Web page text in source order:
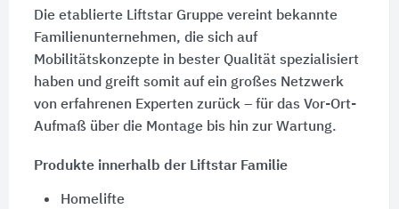
Die etablierte Liftstar Gruppe vereint bekannte
Familienunternehmen, die sich auf
Mobilitätskonzepte in bester Qualität spezialisiert
haben und greift somit auf ein großes Netzwerk
von erfahrenen Experten zurück – für das Vor-Ort-
Aufmaß über die Montage bis hin zur Wartung.
Produkte innerhalb der Liftstar Familie
Homelifte